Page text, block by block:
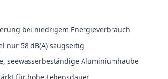
bei niedrigem Energieverbrauch
nur 58 dB(A) saugseitig
seewasserbeständige Aluminiumhaube
für hohe Lebensdauer